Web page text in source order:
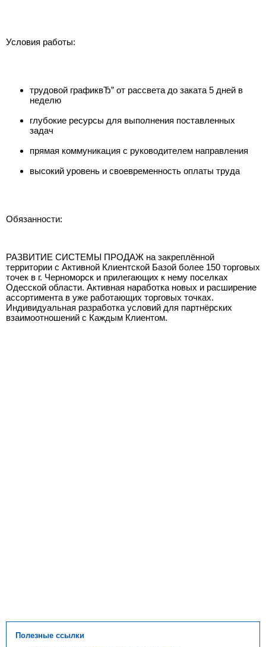
Условия работы:
трудовой графиквЂ” от рассвета до заката 5 дней в
неделю
глубокие ресурсы для выполнения поставленных
задач
прямая коммуникация с руководителем направления
высокий уровень и своевременность оплаты труда
Обязанности:
РАЗВИТИЕ СИСТЕМЫ ПРОДАЖ на закреплённой
территории с Активной Клиентской Базой более 150 торговых
точек в г. Черноморск и прилегающих к нему поселках
Одесской области. Активная наработка новых и расширение
ассортимента в уже работающих торговых точках.
Индивидуальная разработка условий для партнёрских
взаимоотношений с Каждым Клиентом.
Полезные ссылки